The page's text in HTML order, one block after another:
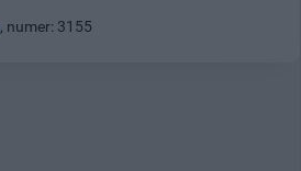
, numer: 3155